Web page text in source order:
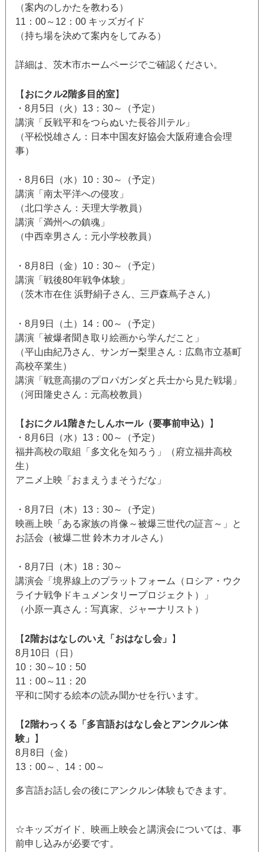
（案内のしかたを教わる）
11：00～12：00 キッズガイド
（持ち場を決めて案内をしてみる）
詳細は、茨木市ホームページでご確認ください。
【 おにクル2階多目的室】
・8月5日（火）13：30～（予定）
講演「反戦平和をつらぬいた長谷川テル」
（平松悦雄さん：日本中国友好協会大阪府連合会理
事）
・8月6日（水）10：30～（予定）
講演「南太平洋への侵攻」
（北口学さん：天理大学教員）
講演「満州への鎮魂」
（中西幸男さん：元小学校教員）
・8月8日（金）10：30～（予定）
講演「戦後80年戦争体験」
（茨木市在住 浜野絹子さん、三戸森蔦子さん）
・8月9日（土）14：00～（予定）
講演「被爆者聞き取り絵画から学んだこと」
（平山由紀乃さん、サンガー梨里さん：広島市立基町
高校卒業生）
講演「戦意高揚のプロパガンダと兵士から見た戦場」
（河田隆史さん：元高校教員）
【 おにクル1階きたしんホール（要事前申込）
】
・8月6日（水）13：00～（予定）
福井高校の取組「多文化を知ろう」（府立福井高校
生）
アニメ上映「おまえうまそうだな」
・8月7日（木）13：30～（予定）
映画上映「ある家族の肖像～被爆三世代の証言～」と
お話会（被爆二世 鈴木カオルさん）
・8月7日（木）18：30～
講演会「境界線上のプラットフォーム（ロシア・ウク
ライナ戦争ドキュメンタリープロジェクト）」
（小原一真さん：写真家、ジャーナリスト）
【2階おはなしのいえ「おはなし会」
】
8月10日（日）
10：30～10：50
11：00～11：20
平和に関する絵本の読み聞かせを行います。
【2階わっくる「多言語おはなし会とアンクルン体
験」
】
8月8日（金）
13：00～、14：00～
多言語お話し会の後にアンクルン体験もできます。
☆キッズガイド、映画上映会と講演会については、事
前申し込みが必要です。